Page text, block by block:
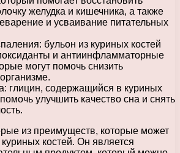
желудка и кишечника, а также
и усваивание питательных
бульон из куриных костей
и антиинфламматорные
могут помочь снизить
глицин, содержащийся в куриных
улучшить качество сна и снять
из преимуществ, которые может
костей. Он является